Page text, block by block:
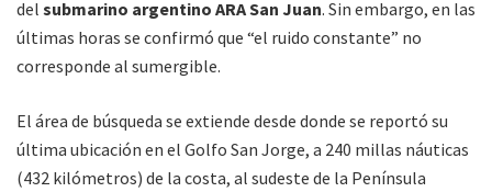
del submarino argentino ARA San Juan. Sin embargo, en las
últimas horas se confirmó que “el ruido constante” no
corresponde al sumergible.
El área de búsqueda se extiende desde donde se reportó su
última ubicación en el Golfo San Jorge, a 240 millas náuticas
(432 kilómetros) de la costa, al sudeste de la Península